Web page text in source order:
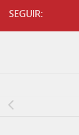
SEGUIR: